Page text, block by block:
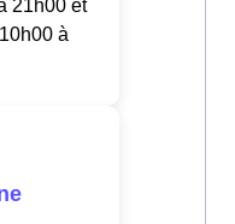
21h00 et
à